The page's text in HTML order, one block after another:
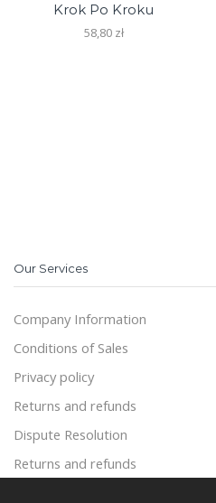
Krok Po Kroku
58,80 zł
Our Services
Company Information
Conditions of Sales
Privacy policy
Returns and refunds
Dispute Resolution
Returns and refunds